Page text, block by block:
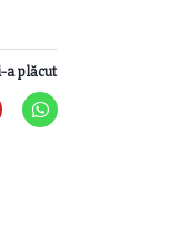
a plăcut